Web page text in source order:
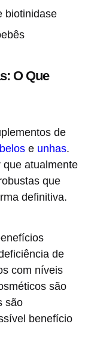
biotinidase
O Que
de
e unhas.
que atualmente
que
definitiva.
de
com níveis
são
são
benefício